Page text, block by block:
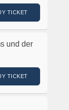
TICKET
und der
TICKET